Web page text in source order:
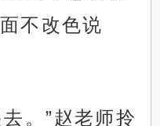
不改色说
。”赵老师拎